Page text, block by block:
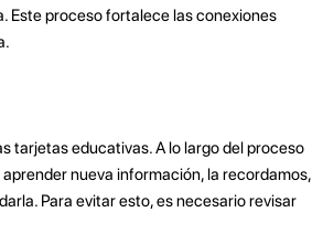
Este proceso fortalece las conexiones
tarjetas educativas. A lo largo del proceso
nueva información, la recordamos,
Para evitar esto, es necesario revisar